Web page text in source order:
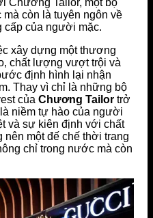
Chương Tailor, một bộ
còn là tuyên ngôn về
cấp của người mặc.
xây dựng một thương
chất lượng vượt trội và
định hình lại nhận
Thay vì chỉ là những bộ
của Chương Tailor trở
niềm tự hào của người
và sự kiên định với chất
nên một đế chế thời trang
chỉ trong nước mà còn